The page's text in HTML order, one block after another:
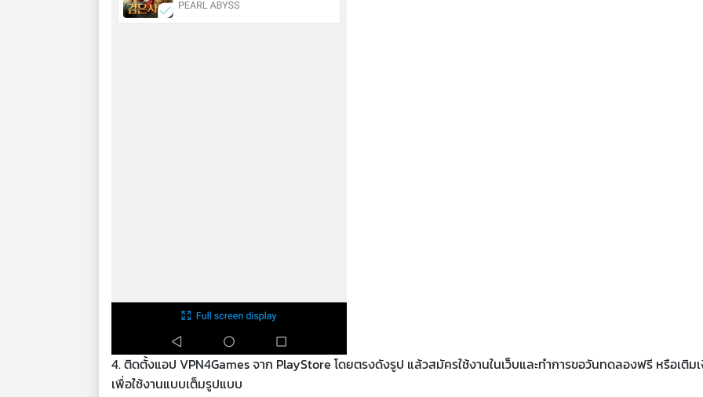
4. ติดตั้งแอป VPN4Games จาก PlayStore โดยตรงดังรูป แล้วสมัครใช้งานในเว็บและทำการขอวันทดลองฟรี หรือเติม
เพื่อใช้งานแบบเต็มรูปแบบ